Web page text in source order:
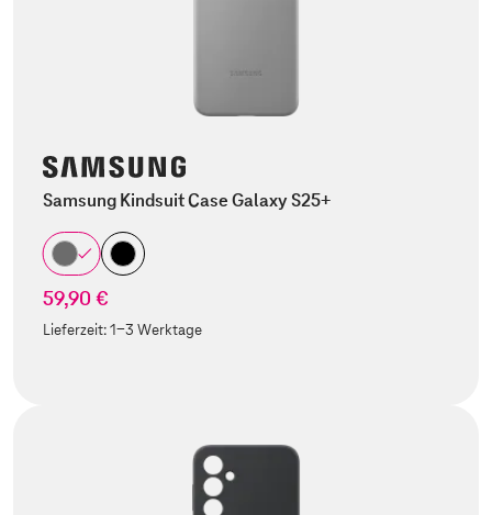
Samsung Kindsuit Case Galaxy S25+
59,90 €
Lieferzeit:1-3 Werktage